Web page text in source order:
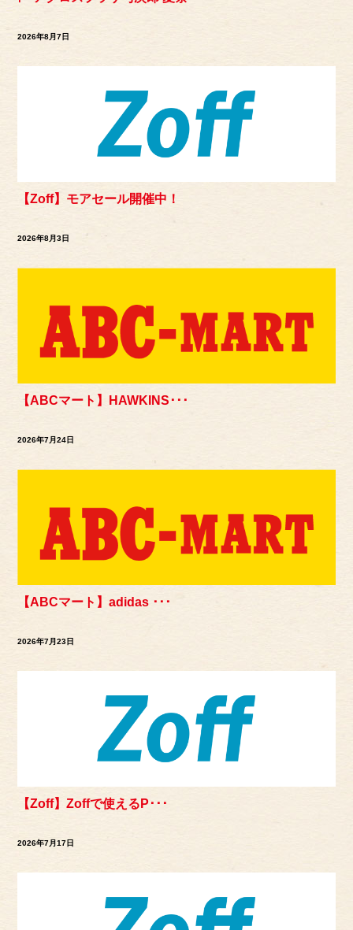
2026年8月7日
【Zoff】モアセール開催中！
2026年8月3日
【ABCマート】HAWKINS･･･
2026年7月24日
【ABCマート】adidas ･･･
2026年7月23日
【Zoff】Zoffで使えるP･･･
2026年7月17日